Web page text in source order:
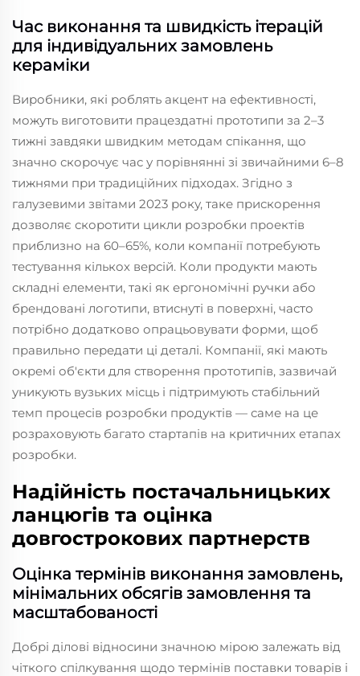
Час виконання та швидкість ітерацій
для індивідуальних замовлень
кераміки
Виробники, які роблять акцент на ефективності,
можуть виготовити працездатні прототипи за 2–3
тижні завдяки швидким методам спікання, що
значно скорочує час у порівнянні зі звичайними 6–8
тижнями при традиційних підходах. Згідно з
галузевими звітами 2023 року, таке прискорення
дозволяє скоротити цикли розробки проектів
приблизно на 60–65%, коли компанії потребують
тестування кількох версій. Коли продукти мають
складні елементи, такі як ергономічні ручки або
брендовані логотипи, втиснуті в поверхні, часто
потрібно додатково опрацьовувати форми, щоб
правильно передати ці деталі. Компанії, які мають
окремі об'єкти для створення прототипів, зазвичай
уникують вузьких місць і підтримують стабільний
темп процесів розробки продуктів — саме на це
розраховують багато стартапів на критичних етапах
розробки.
Надійність постачальницьких
ланцюгів та оцінка
довгострокових партнерств
Оцінка термінів виконання замовлень,
мінімальних обсягів замовлення та
масштабованості
Добрі ділові відносини значною мірою залежать від
чіткого спілкування щодо термінів поставки товарів і